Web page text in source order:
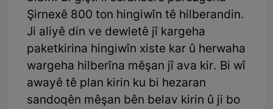
Şirnexê 800 ton hingiwîn tê hilberandin.
Ji aliyê din ve dewletê jî kargeha
paketkirina hingiwîn xiste kar û herwaha
wargeha hilberîna mêşan jî ava kir. Bi wî
awayê tê plan kirin ku bi hezaran
sandoqên mêşan bên belav kirin û ji bo